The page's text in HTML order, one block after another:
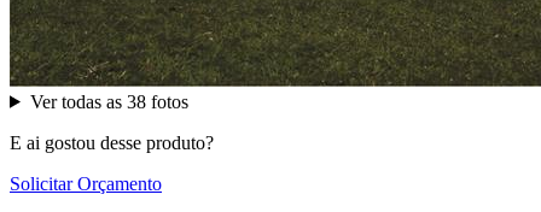
Ver todas as 38 fotos
E ai gostou desse produto?
Solicitar Orçamento